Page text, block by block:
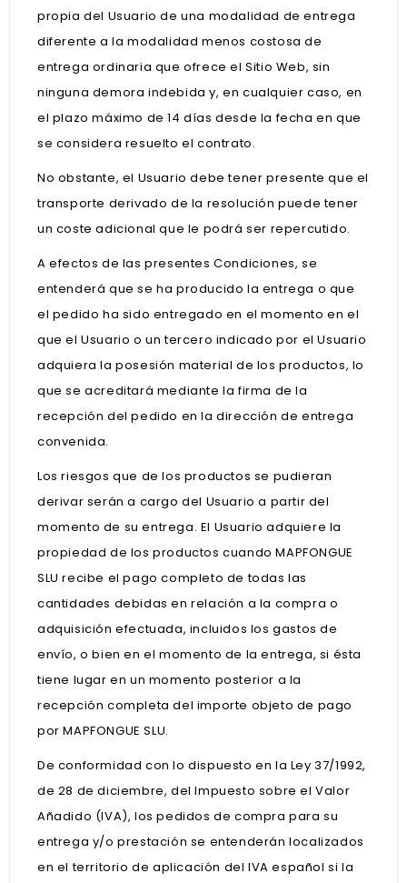
propia del Usuario de una modalidad de entrega
diferente a la modalidad menos costosa de
entrega ordinaria que ofrece el Sitio Web, sin
ninguna demora indebida y, en cualquier caso, en
el plazo máximo de 14 días desde la fecha en que
se considera resuelto el contrato.
No obstante, el Usuario debe tener presente que el
transporte derivado de la resolución puede tener
un coste adicional que le podrá ser repercutido.
A efectos de las presentes Condiciones, se
entenderá que se ha producido la entrega o que
el pedido ha sido entregado en el momento en el
que el Usuario o un tercero indicado por el Usuario
adquiera la posesión material de los productos, lo
que se acreditará mediante la firma de la
recepción del pedido en la dirección de entrega
convenida.
Los riesgos que de los productos se pudieran
derivar serán a cargo del Usuario a partir del
momento de su entrega. El Usuario adquiere la
propiedad de los productos cuando MAPFONGUE
SLU recibe el pago completo de todas las
cantidades debidas en relación a la compra o
adquisición efectuada, incluidos los gastos de
envío, o bien en el momento de la entrega, si ésta
tiene lugar en un momento posterior a la
recepción completa del importe objeto de pago
por MAPFONGUE SLU.
De conformidad con lo dispuesto en la Ley 37/1992,
de 28 de diciembre, del Impuesto sobre el Valor
Añadido (IVA), los pedidos de compra para su
entrega y/o prestación se entenderán localizados
en el territorio de aplicación del IVA español si la